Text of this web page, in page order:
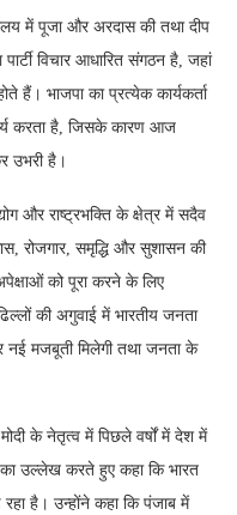
में पूजा और अरदास की तथा दीप
विचार आधारित संगठन है, जहां
हैं। भाजपा का प्रत्येक कार्यकर्ता
करता है, जिसके कारण आज
उभरी है।
और राष्ट्रभक्ति के क्षेत्र में सदैव
रोजगार, समृद्धि और सुशासन की
को पूरा करने के लिए
की अगुवाई में भारतीय जनता
नई मजबूती मिलेगी तथा जनता के
के नेतृत्व में पिछले वर्षों में देश में
उल्लेख करते हुए कहा कि भारत
है। उन्होंने कहा कि पंजाब में